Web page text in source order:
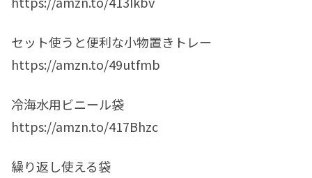
セット使うと便利な小物置きトレー
https://amzn.to/49utfmb
冷海水用ビニール袋
https://amzn.to/417Bhzc
繰り返し使える袋